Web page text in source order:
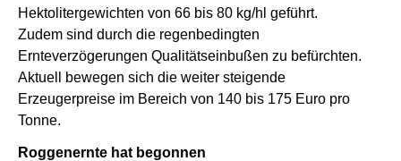
Hektolitergewichten von 66 bis 80 kg/hl geführt.
Zudem sind durch die regenbedingten
Ernteverzögerungen Qualitätseinbußen zu befürchten.
Aktuell bewegen sich die weiter steigende
Erzeugerpreise im Bereich von 140 bis 175 Euro pro
Tonne.
Roggenernte hat begonnen